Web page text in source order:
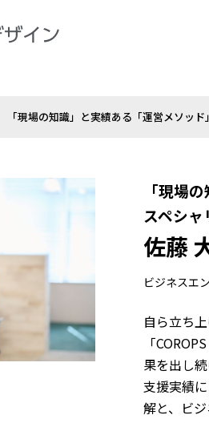
「現場の知識」と実績ある「運営メソッ
「現場
スペシャ
佐藤
ビジネスエ
自ら立ち
「
果を出し
支援実績
解と、ビ